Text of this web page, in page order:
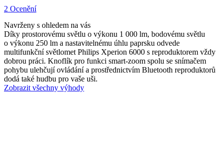
2 Ocenění
Navrženy s ohledem na vás
Díky prostorovému světlu o výkonu 1 000 lm, bodovému světlu
o výkonu 250 lm a nastavitelnému úhlu paprsku odvede
multifunkční světlomet Philips Xperion 6000 s reproduktorem vždy
dobrou práci. Knoflík pro funkci smart-zoom spolu se snímačem
pohybu ulehčují ovládání a prostřednictvím Bluetooth reproduktorů
dodá také hudbu pro vaše uši.
Zobrazit všechny výhody